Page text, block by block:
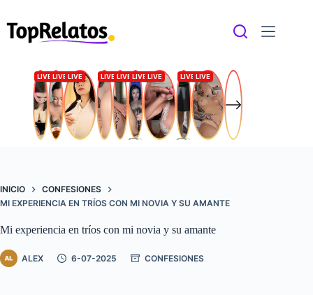
contenido
INICIO
CONFESIONES
MI EXPERIENCIA EN TRÍOS CON MI NOVIA Y SU AMANTE
Mi experiencia en tríos con mi novia y su amante
ALEX 6-07-2025 CONFESIONES